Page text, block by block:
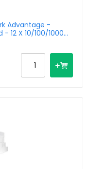
Advantage -
12 X 10/100/1000